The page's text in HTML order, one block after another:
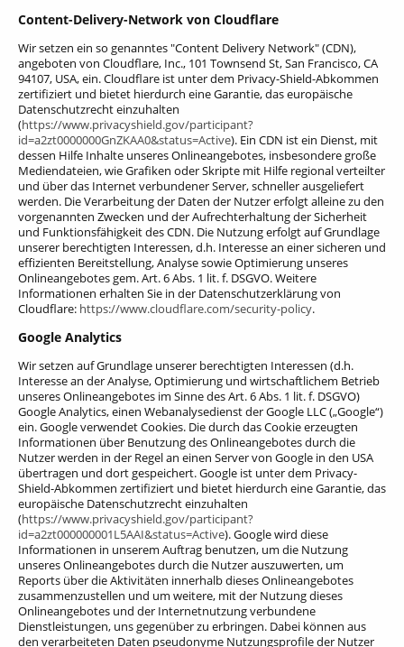
Content-Delivery-Network von Cloudflare
Wir setzen ein so genanntes "Content Delivery Network" (CDN),
angeboten von Cloudflare, Inc., 101 Townsend St, San Francisco, CA
94107, USA, ein. Cloudflare ist unter dem Privacy-Shield-Abkommen
zertifiziert und bietet hierdurch eine Garantie, das europäische
Datenschutzrecht einzuhalten
(https://www.privacyshield.gov/participant?
id=a2zt0000000GnZKAA0&status=Active). Ein CDN ist ein Dienst, mit
dessen Hilfe Inhalte unseres Onlineangebotes, insbesondere große
Mediendateien, wie Grafiken oder Skripte mit Hilfe regional verteilter
und über das Internet verbundener Server, schneller ausgeliefert
werden. Die Verarbeitung der Daten der Nutzer erfolgt alleine zu den
vorgenannten Zwecken und der Aufrechterhaltung der Sicherheit
und Funktionsfähigkeit des CDN. Die Nutzung erfolgt auf Grundlage
unserer berechtigten Interessen, d.h. Interesse an einer sicheren und
effizienten Bereitstellung, Analyse sowie Optimierung unseres
Onlineangebotes gem. Art. 6 Abs. 1 lit. f. DSGVO. Weitere
Informationen erhalten Sie in der Datenschutzerklärung von
Cloudflare: https://www.cloudflare.com/security-policy.
Google Analytics
Wir setzen auf Grundlage unserer berechtigten Interessen (d.h.
Interesse an der Analyse, Optimierung und wirtschaftlichem Betrieb
unseres Onlineangebotes im Sinne des Art. 6 Abs. 1 lit. f. DSGVO)
Google Analytics, einen Webanalysedienst der Google LLC („Google“)
ein. Google verwendet Cookies. Die durch das Cookie erzeugten
Informationen über Benutzung des Onlineangebotes durch die
Nutzer werden in der Regel an einen Server von Google in den USA
übertragen und dort gespeichert.Google ist unter dem Privacy-
Shield-Abkommen zertifiziert und bietet hierdurch eine Garantie, das
europäische Datenschutzrecht einzuhalten
(https://www.privacyshield.gov/participant?
id=a2zt000000001L5AAI&status=Active). Google wird diese
Informationen in unserem Auftrag benutzen, um die Nutzung
unseres Onlineangebotes durch die Nutzer auszuwerten, um
Reports über die Aktivitäten innerhalb dieses Onlineangebotes
zusammenzustellen und um weitere, mit der Nutzung dieses
Onlineangebotes und der Internetnutzung verbundene
Dienstleistungen, uns gegenüber zu erbringen. Dabei können aus
den verarbeiteten Daten pseudonyme Nutzungsprofile der Nutzer